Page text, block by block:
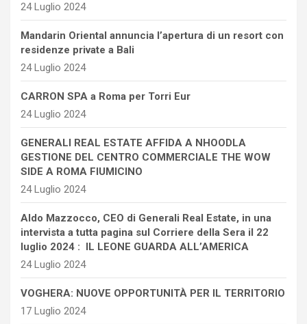
24 Luglio 2024
Mandarin Oriental annuncia l’apertura di un resort con
residenze private a Bali
24 Luglio 2024
CARRON SPA a Roma per Torri Eur
24 Luglio 2024
GENERALI REAL ESTATE AFFIDA A NHOODLA
GESTIONE DEL CENTRO COMMERCIALE THE WOW
SIDE A ROMA FIUMICINO
24 Luglio 2024
Aldo Mazzocco, CEO di Generali Real Estate, in una
intervista a tutta pagina sul Corriere della Sera il 22
luglio 2024 : IL LEONE GUARDA ALL’AMERICA
24 Luglio 2024
VOGHERA: NUOVE OPPORTUNITÀ PER IL TERRITORIO
17 Luglio 2024